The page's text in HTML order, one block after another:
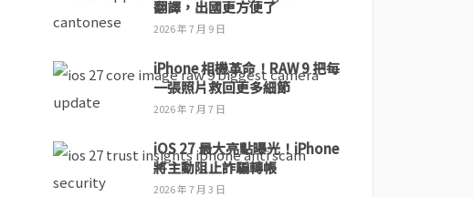
翻譯，出國更方便了
2026 年 7 月 9 日
iPhone 相機革命！RAW 9 把每
一張照片救回更多細節
2026 年 7 月 7 日
iOS 27 最大亮點曝光！iPhone
將主動阻止詐騙轉帳
2026 年 7 月 3 日